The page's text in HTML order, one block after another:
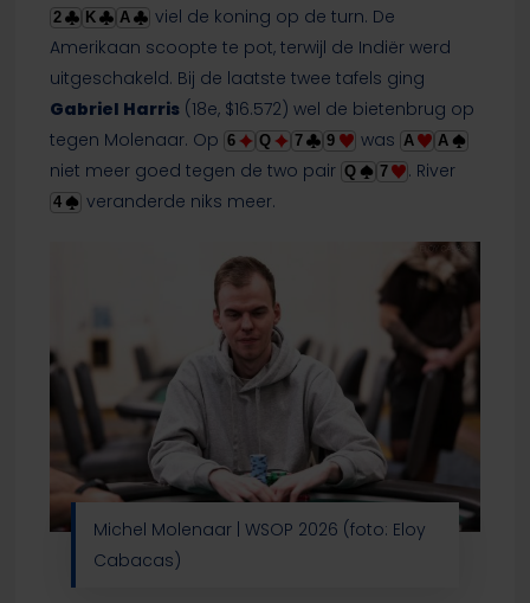
2
K A
viel de koning op de turn. De
Amerikaan scoopte te pot, terwijl de Indiër werd
uitgeschakeld. Bij de laatste twee tafels ging
Gabriel Harris(18e, $16.572) wel de bietenbrug op
tegen Molenaar. Op 6 Q 7 9 was A A
niet meer goed tegen de two pair Q 7 . River
4 veranderde niks meer.
Michel Molenaar | WSOP 2026 (foto: Eloy
Cabacas)